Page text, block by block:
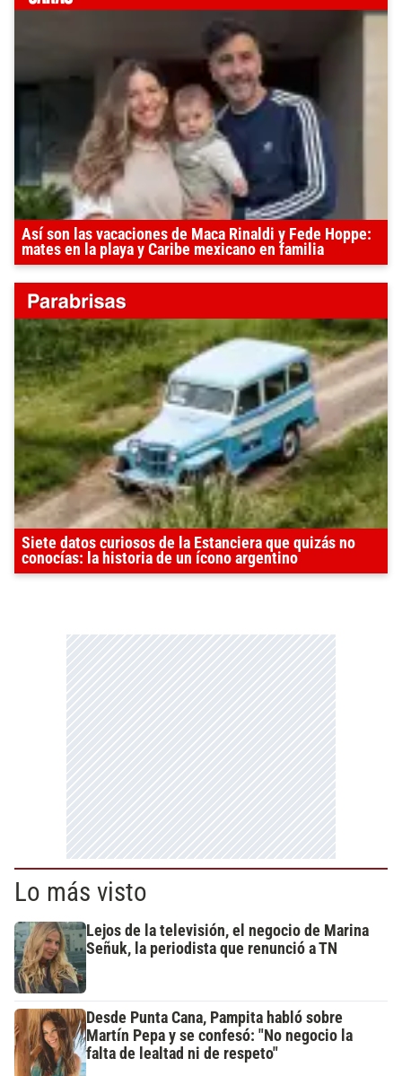
Así son las vacaciones de Maca Rinaldi y Fede Hoppe:
mates en la playa y Caribe mexicano en familia
Siete datos curiosos de la Estanciera que quizás no
conocías: la historia de un ícono argentino
Lo más visto
Lejos de la televisión, el negocio de Marina
Señuk, la periodista que renunció a TN
Desde Punta Cana, Pampita habló sobre
Martín Pepa y se confesó: "No negocio la
falta de lealtad ni de respeto"